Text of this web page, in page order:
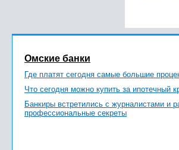
Омские банки
Где платят сегодня самые большие
Что сегодня можно купить за ипотечный
Банкиры встретились с журналистами и
профессиональные секреты